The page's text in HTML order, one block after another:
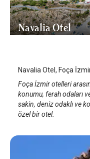
Navalia Otel
Navalia Otel, Foça
Foça İzmir otelleri
konumu, ferah odaları
sakin, deniz odaklı ve
özel bir otel.